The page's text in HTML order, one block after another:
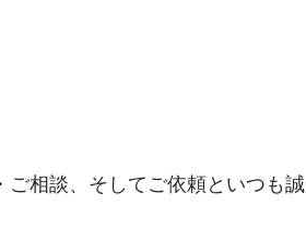
ご相談、そしてご依頼といつも